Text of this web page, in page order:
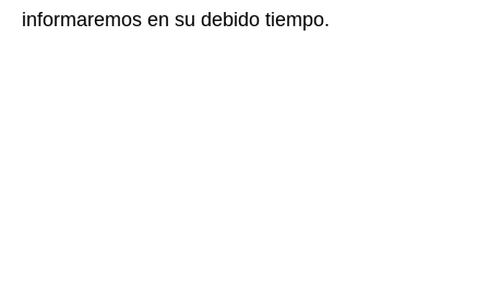
informaremos en su debido tiempo.